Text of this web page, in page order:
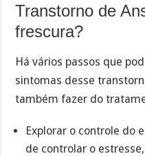
Transtorno de
frescura?
Há vários passos que
sintomas desse
também fazer do
Explorar o controle do
de controlar o